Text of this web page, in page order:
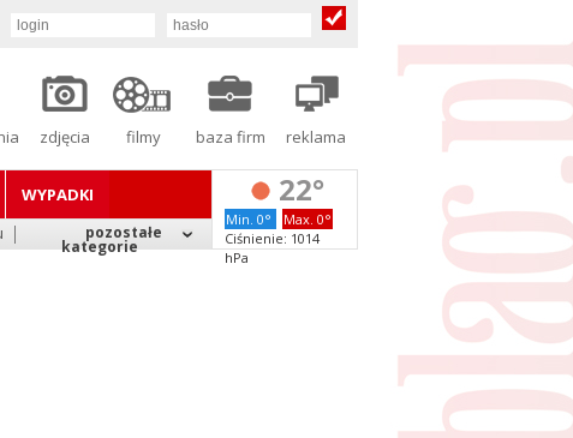
zdjęcia filmy baza firm reklama
WYPADKI
pozostałe
kategorie
22°
Min. 0°
Max. 0°
Ciśnienie: 1014
hPa